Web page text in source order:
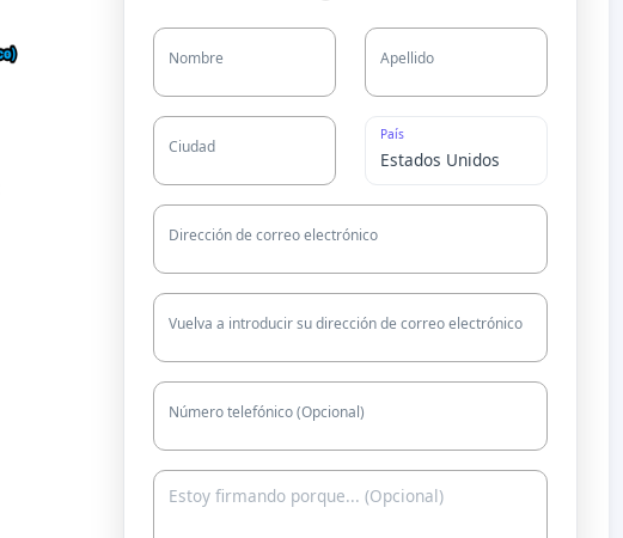
Nombre Apellido
Ciudad
País
Dirección de correo electrónico
Vuelva a introducir su dirección de correo electrónico
Número telefónico (Opcional)